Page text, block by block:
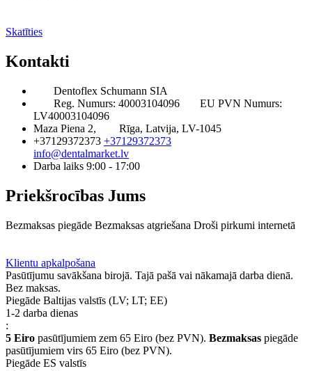
Skatīties
Kontakti
Dentoflex Schumann SIA
Reg. Numurs: 40003104096
EU PVN Numurs:
LV40003104096
Maza Piena 2,
Rīga, Latvija, LV-1045
+37129372373 +37129372373
info@dentalmarket.lv
Darba laiks 9:00 - 17:00
Priekšrocības Jums
Bezmaksas piegāde Bezmaksas atgriešana Droši pirkumi internetā
Klientu apkalpošana
Pasūtījumu savākšana birojā. Tajā pašā vai nākamajā darba dienā.
Bez maksas.
Piegāde Baltijas valstīs (LV; LT; EE)
1-2 darba dienas
:
5 Eiro pasūtījumiem zem 65 Eiro (bez PVN). Bezmaksas piegāde
pasūtījumiem virs 65 Eiro (bez PVN).
Piegāde ES valstīs